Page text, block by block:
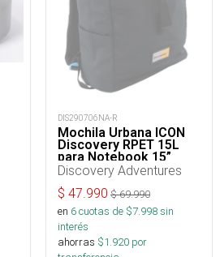
DIS290706NA-R
Mochila Urbana ICON
Discovery RPET 15L
para Notebook 15”
Discovery Adventures
$ 47.990 $69.990
en 6cuotas de $7.998sin
interés
ahorras $1.920 por